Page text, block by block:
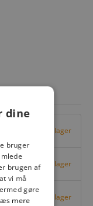
Få på lager
Få på lager
Få på lager
dine
bruger
brugen af
vi må
gøre
mere